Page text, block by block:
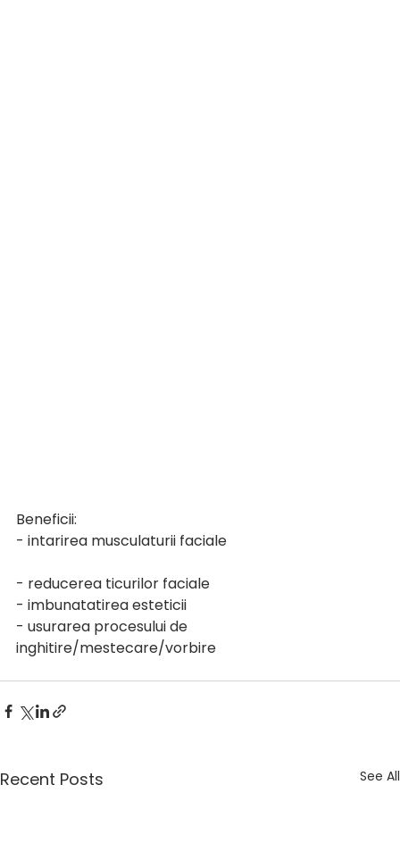
Beneficii:
- intarirea musculaturii faciale
- reducerea ticurilor faciale
- imbunatatirea esteticii
- usurarea procesului de
inghitire/mestecare/vorbire
Recent Posts See All